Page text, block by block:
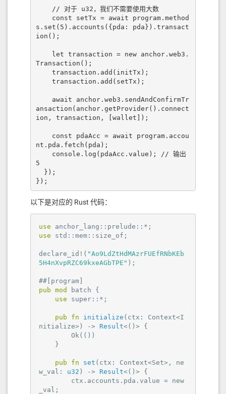
s.set(5).accounts({pda: pda}).transact
ion();
Transaction();
ansaction(anchor.getProvider().connect
ion, transaction, [wallet]);
nt.pda.fetch(pda);
5
});
以下是对应的 Rust 代码：
use
use std::mem::size_of;
declare_id!( "Ao9LdZtHdMAzrFUEfRNbKEb
5H4nXvpRZC69kxeAGbTPE" );
##[program]
pub mod
batch {
use super::*;
pub fn initialize (ctx: Context<I
nitialize>) -> Result<()> {
Ok(())
pub fn set (ctx: Context<Set>, ne
w_val: u32 ) -> Result<()> {
_val;